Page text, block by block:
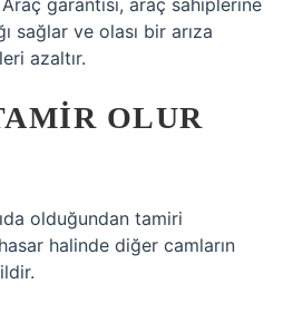
Araç garantisi, araç sahiplerine
sağlar ve olası bir arıza
azaltır.
OLUR
olduğundan tamiri
halinde diğer camların